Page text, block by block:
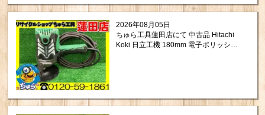
2026年08月05日
ちゅら工具蓮田店にて 中古品 Hitachi
Koki 日立工機 180mm 電子ポリッシャ